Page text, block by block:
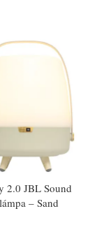
2.0 JBL Sound
– Sand